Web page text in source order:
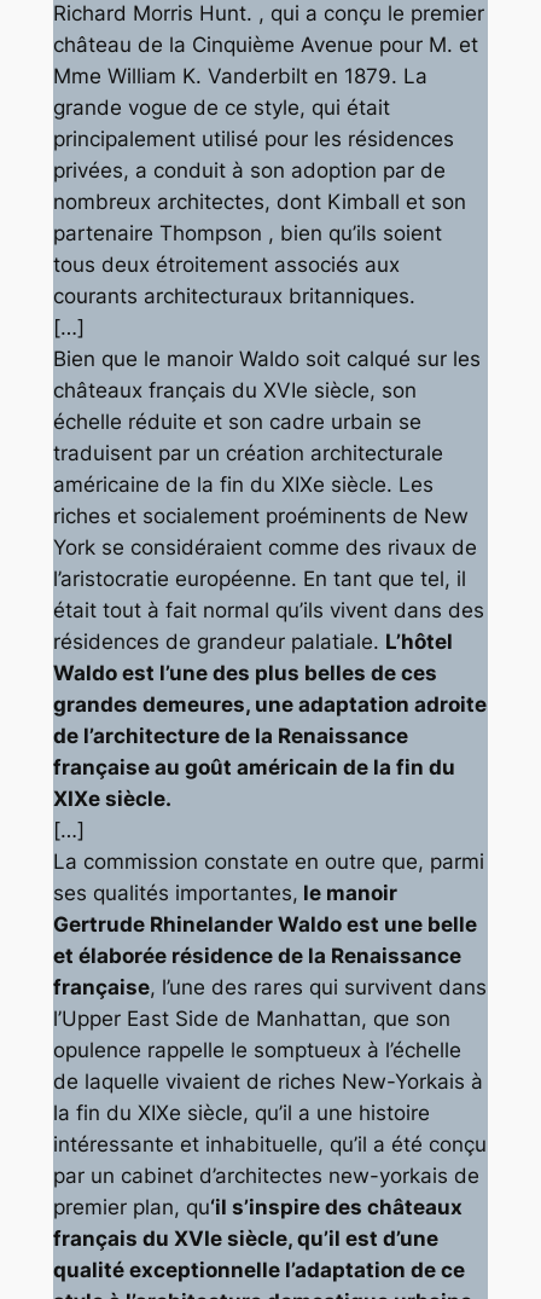
Richard Morris Hunt. , qui a conçu le premier
château de la Cinquième Avenue pour M. et
Mme William K. Vanderbilt en 1879. La
grande vogue de ce style, qui était
principalement utilisé pour les résidences
privées, a conduit à son adoption par de
nombreux architectes, dont Kimball et son
partenaire Thompson , bien qu’ils soient
tous deux étroitement associés aux
courants architecturaux britanniques.
[…]
Bien que le manoir Waldo soit calqué sur les
châteaux français du XVIe siècle, son
échelle réduite et son cadre urbain se
traduisent par un création architecturale
américaine de la fin du XIXe siècle. Les
riches et socialement proéminents de New
York se considéraient comme des rivaux de
l’aristocratie européenne. En tant que tel, il
était tout à fait normal qu’ils vivent dans des
résidences de grandeur palatiale. L’hôtel
Waldo est l’une des plus belles de ces
grandes demeures, une adaptation adroite
de l’architecture de la Renaissance
française au goût américain de la fin du
XIXe siècle.
[…]
La commission constate en outre que, parmi
ses qualités importantes, le manoir
Gertrude Rhinelander Waldo est une belle
et élaborée résidence de la Renaissance
française, l’une des rares qui survivent dans
l’Upper East Side de Manhattan, que son
opulence rappelle le somptueux à l’échelle
de laquelle vivaient de riches New-Yorkais à
la fin du XIXe siècle, qu’il a une histoire
intéressante et inhabituelle, qu’il a été conçu
par un cabinet d’architectes new-yorkais de
premier plan, qu‘il s’inspire des châteaux
français du XVIe siècle, qu’il est d’une
qualité exceptionnelle l’adaptation de ce